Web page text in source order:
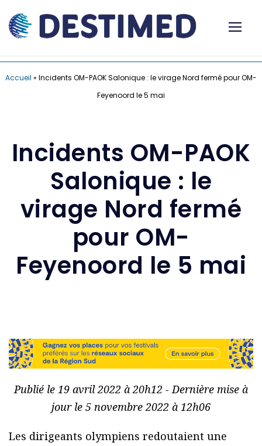
Accueil » Incidents OM-PAOK Salonique : le virage Nord fermé pour OM-
Feyenoord le 5 mai
Incidents OM-PAOK
Salonique : le
virage Nord fermé
pour OM-
Feyenoord le 5 mai
Publié le 19 avril 2022 à 20h12 - Dernière mise à
jour le 5 novembre 2022 à 12h06
Les dirigeants olympiens redoutaient une